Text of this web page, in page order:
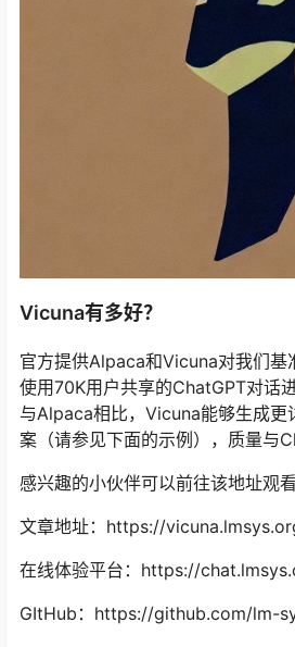
Vicuna有多好？
官方提供Alpaca和Vicuna对我们基
使用70K用户共享的ChatGPT对话
与Alpaca相比，Vicuna能够生成更
案（请参见下面的示例），质量与
感兴趣的小伙伴可以前往该地址观
文章地址：https://
在线体验平台：https://
GItHub：https://github.com/lm-